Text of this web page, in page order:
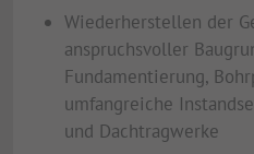
Wiederherstellen der
anspruchsvoller
Fundamentierung,
umfangreiche
und Dachtragwerke